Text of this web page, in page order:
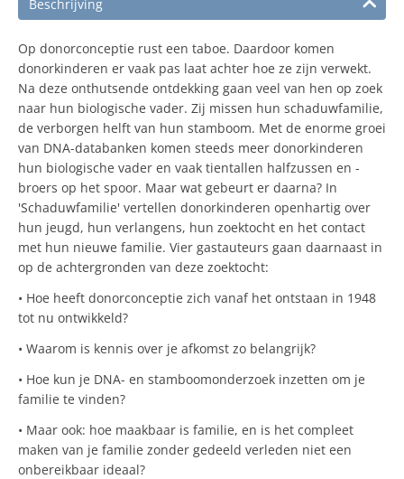
Beschrijving
Op donorconceptie rust een taboe. Daardoor komen
donorkinderen er vaak pas laat achter hoe ze zijn verwekt.
Na deze onthutsende ontdekking gaan veel van hen op zoek
naar hun biologische vader. Zij missen hun schaduwfamilie,
de verborgen helft van hun stamboom. Met de enorme groei
van DNA-databanken komen steeds meer donorkinderen
hun biologische vader en vaak tientallen halfzussen en -
broers op het spoor. Maar wat gebeurt er daarna? In
'Schaduwfamilie' vertellen donorkinderen openhartig over
hun jeugd, hun verlangens, hun zoektocht en het contact
met hun nieuwe familie. Vier gastauteurs gaan daarnaast in
op de achtergronden van deze zoektocht:
• Hoe heeft donorconceptie zich vanaf het ontstaan in 1948
tot nu ontwikkeld?
• Waarom is kennis over je afkomst zo belangrijk?
• Hoe kun je DNA- en stamboomonderzoek inzetten om je
familie te vinden?
• Maar ook: hoe maakbaar is familie, en is het compleet
maken van je familie zonder gedeeld verleden niet een
onbereikbaar ideaal?